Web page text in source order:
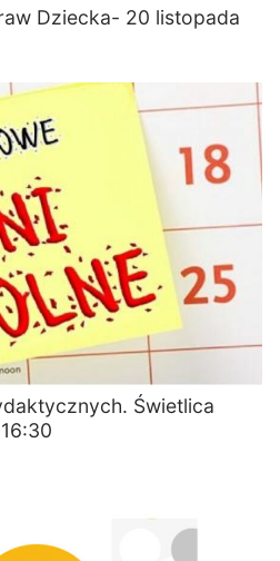
Dziecka- 20 listopada
Świetlica